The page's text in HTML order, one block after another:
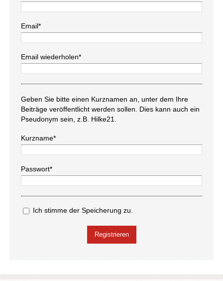
Email*
Email wiederholen*
Geben Sie bitte einen Kurznamen an, unter dem Ihre
Beiträge veröffentlicht werden sollen. Dies kann auch ein
Pseudonym sein, z.B. Hilke21.
Kurzname*
Passwort*
Ich stimme der Speicherung zu.